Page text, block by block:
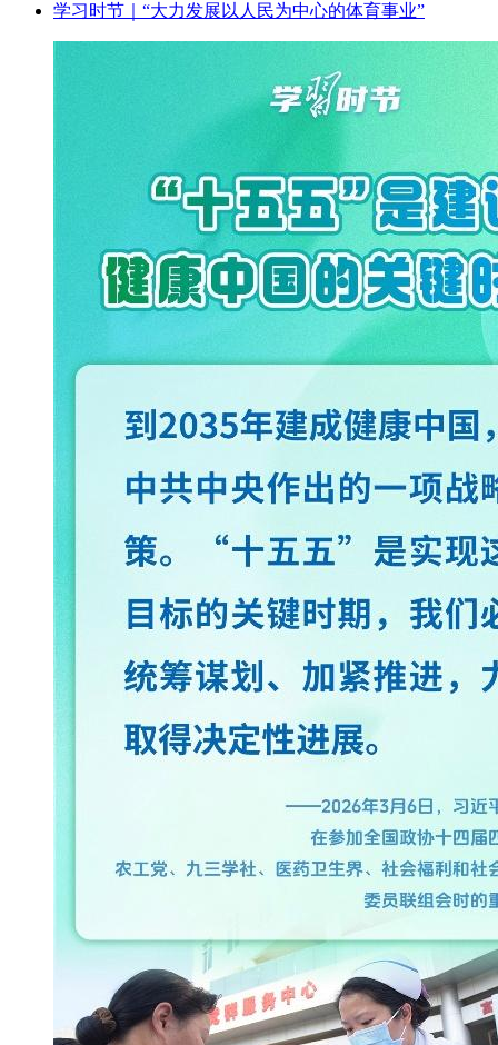
学习时节｜“大力发展以人民为中心的体育事业”